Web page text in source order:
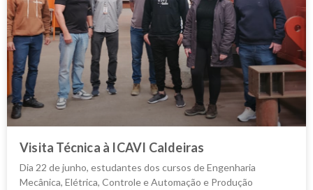
Visita Técnica à ICAVI Caldeiras
Dia 22 de junho, estudantes dos cursos de Engenharia
Mecânica, Elétrica, Controle e Automação e Produção